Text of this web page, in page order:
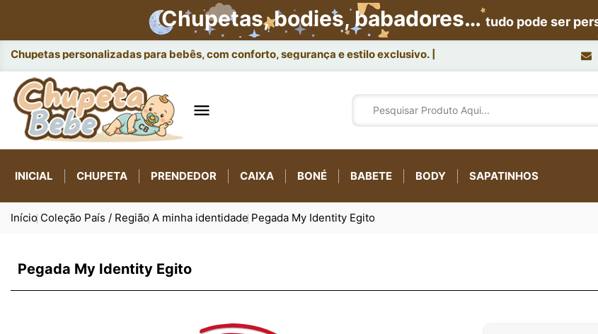
Chupetas, bodies, babadores…tudo pode ser
Chupetas personalizadas para bebês, com conforto, segurança e estilo exclusivo.

INICIAL CHUPETA PRENDEDOR CAIXA BONÉ BABETE BODY SAPATINHOS
Início Coleção País / Região A minha identidade Pegada My Identity Egito
Pegada My Identity Egito